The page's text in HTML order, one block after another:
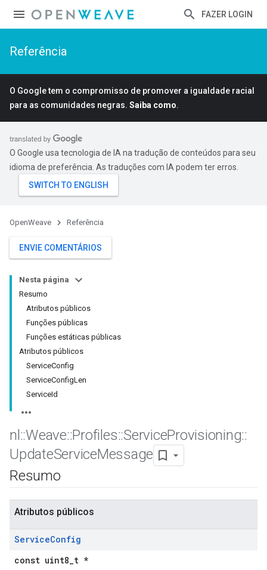
FAZER LOGIN
Referência
O Google tem o compromisso de promover a igualdade racial
para as comunidades negras. Saiba como.
O Google usa tecnologia de IA na tradução de conteúdos para seu
idioma de preferência. As traduções com IA podem ter erros.
OpenWeave Referência
ENVIE COMENTÁRIOS
Nesta página
Resumo
Atributos públicos
Funções públicas
Funções estáticas públicas
Atributos públicos
ServiceConfig
ServiceConfigLen
ServiceId
nl ::Weave::Profiles::ServiceProvisioning::
UpdateServiceMessage
Resumo
Atributos públicos
ServiceConfig
const uint8_t *